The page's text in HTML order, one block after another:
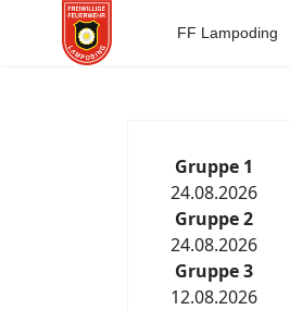
FF Lampoding
Gruppe 1
24.08.2026
Gruppe 2
24.08.2026
Gruppe 3
12.08.2026